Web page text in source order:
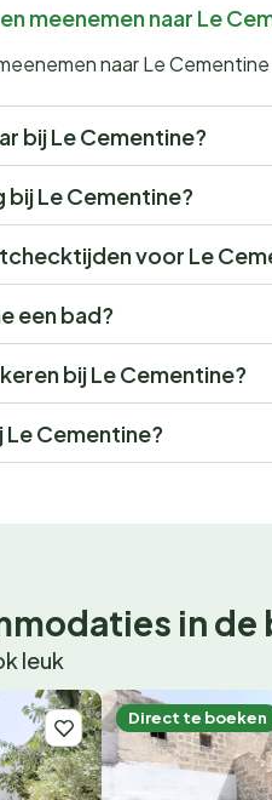
meenemen naar Le
naar Le Cementine
bij Le Cementine?
bij Le Cementine?
voor Le
een bad?
bij Le Cementine?
Le Cementine?
in de
leuk
Direct te boeken